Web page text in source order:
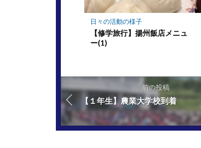
日々の活動の様子
【修学旅行】揚州飯店メニュ
ー(1)
前の投稿
【１年生】農業大学校到着